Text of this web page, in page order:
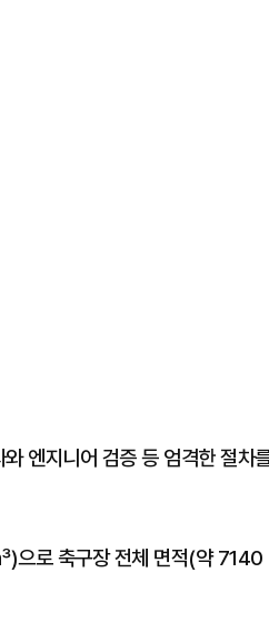
엔지니어 검증 등 엄격한 절차
으로 축구장 전체 면적(약 7140